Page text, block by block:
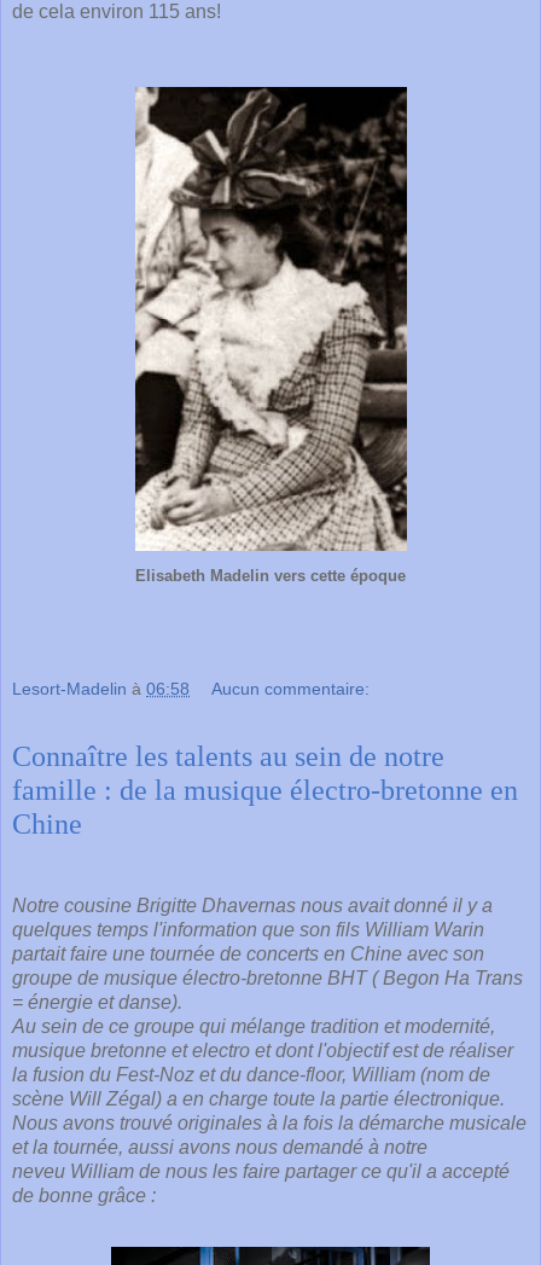
de cela environ 115 ans!
Elisabeth Madelin vers cette époque
Lesort-Madelin à 06:58 Aucun commentaire:
Connaître les talents au sein de notre
famille : de la musique électro-bretonne en
Chine
Notre cousine Brigitte Dhavernas nous avait donné il y a
quelques temps l'information que son fils William Warin
partait faire une tournée de concerts en Chine avec son
groupe de musique électro-bretonne BHT ( Begon Ha Trans
= énergie et danse).
Au sein de ce groupe qui mélange tradition etmodernité,
musique bretonne et electro et dont l'objectif est de réaliser
la fusion du Fest-Noz et du dance-floor, William (nom de
scène Will Zégal) a en charge toute la partie électronique.
Nous avons trouvé originales à la fois la démarche musicale
et la tournée, aussi avons nous demandé à notre
neveu William de nous les faire partager ce qu'il a accepté
de bonne grâce :